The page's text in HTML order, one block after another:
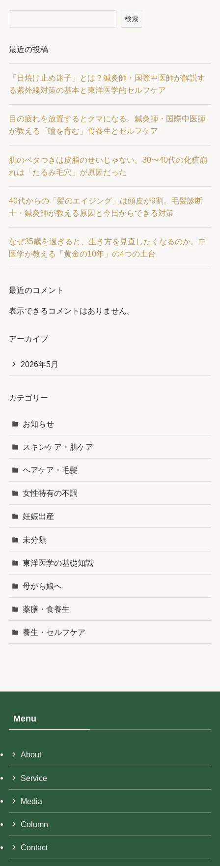
検索
最近の投稿
「日焼け止め迷子」とは？鍼灸師・国際中医師が解説す
る紫外線対策の基本と東洋医学的セルフケア
目の疲れを放置するとクマになる。鍼灸師・国際中医師
が教える「瞳を育む」食養生とセルフケア
肌のベタつきは皮脂のせいじゃない。30〜40代の化粧崩
れは「たるみ毛穴」が原因だった
40代からの「髪のエイジング」は頭皮が9割。毛髪診断
士・鍼灸師が教える原因と今日からできる対策
なぜ35歳を過ぎると、生き方を見直したくなるのか。中
医学が教える「黄金の10年」の4つの土台
最近のコメント
表示できるコメントはありません。
アーカイブ
2026年5月
カテゴリー
お知らせ
スキンケア・肌ケア
ヘアケア・毛髪
女性特有の不調
妊娠出産
未分類
東洋医学の基礎知識
母から娘へ
薬膳・食養生
養生・セルフケア
Menu
About
Service
Media
Column
Contact